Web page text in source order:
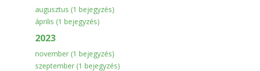
augusztus (1 bejegyzés)
április (1 bejegyzés)
2023
november (1 bejegyzés)
szeptember (1 bejegyzés)